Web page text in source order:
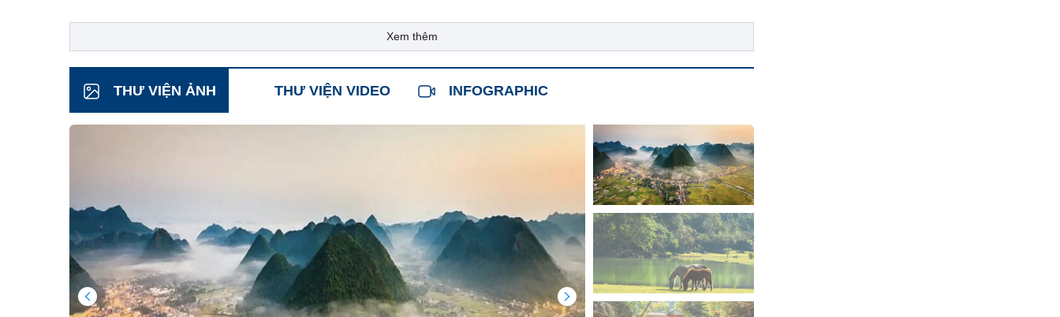
Xem thêm
THƯ VIỆN ẢNH THƯ VIỆN VIDEO INFOGRAPHIC